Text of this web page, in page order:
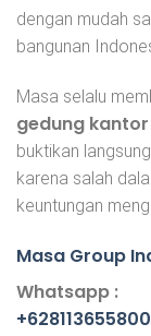
dengan mudah
bangunan
Masa selalu
gedung kantor
buktikan
karena salah
keuntungan
Masa Group
Whatsapp :
+628113655800